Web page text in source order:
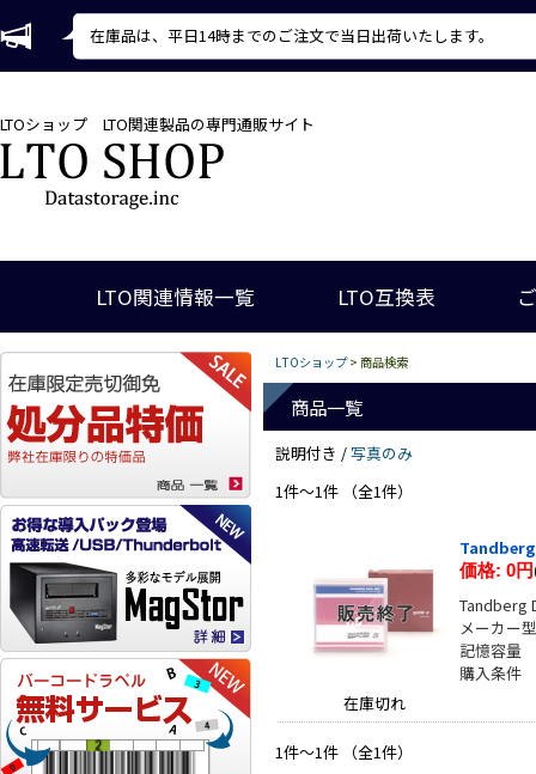
在庫品は、平日14時までのご注文で当日出荷いたします。
LTOショップ LTO関連製品の専門通販サイト
LTO関連情報一覧 LTO互換表
LTOショップ> 商品検索
商品一覧
説明付き /写真のみ
1件～1件 （全1件）
在庫切れ
価格: 0円
メーカー
記憶容
購入条
1件～1件 （全1件）